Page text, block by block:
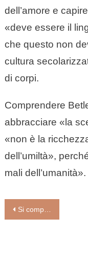
dell’amore e
«deve essere il
che questo non
cultura
di corpi.
Comprendere
abbracciare «la
«non è la
dell’umiltà»,
mali dell’umanità».
Navigazione
Si compirono per lei i giorni del parto: Maria nel Natale